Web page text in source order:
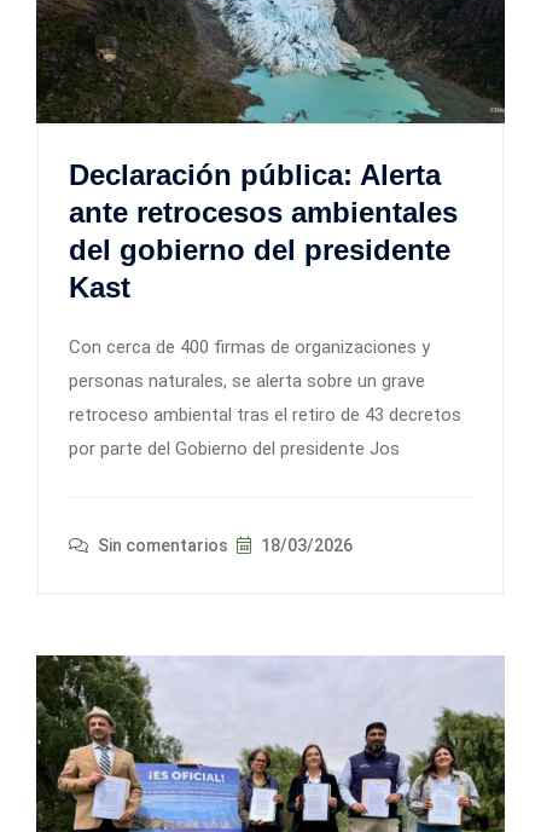
Declaración pública: Alerta
ante retrocesos ambientales
del gobierno del presidente
Kast
Con cerca de 400 firmas de organizaciones y
personas naturales, se alerta sobre un grave
retroceso ambiental tras el retiro de 43 decretos
por parte del Gobierno del presidente Jos
Sin comentarios 18/03/2026